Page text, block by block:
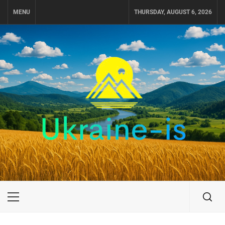
MENU THURSDAY, AUGUST 6, 2026
UKRAINE-IS
ПУТЕШЕСТВИЕ ПО УКРАИНЕ
Primary